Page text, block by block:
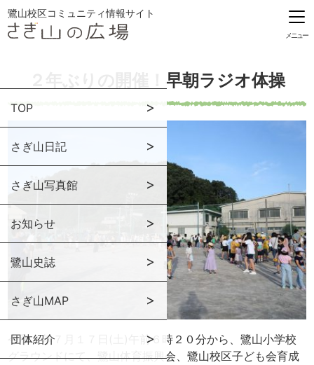
鷺山校区コミュニティ情報サイト
メニュー
TOP
さぎ山日記
さぎ山写真館
お知らせ
鷺山史誌
さぎ山MAP
団体紹介
２年ぶりの開催！早朝ラジオ体操
令和３年７月１７日(土)午前６時２０分から、鷺山小学校
グラウンドにて、鷺山体育振興会、鷺山校区子ども会育成